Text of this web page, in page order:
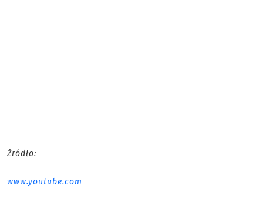
Źródło:
www.youtube.com